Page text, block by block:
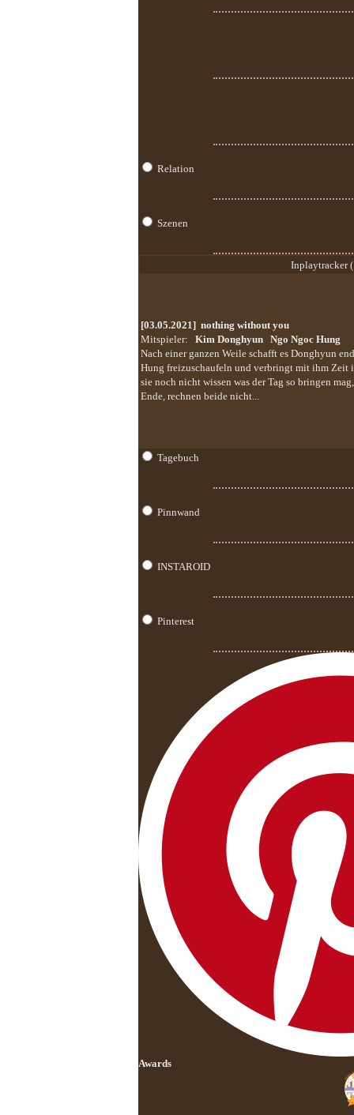
Relation
Szenen
Inplaytracker
[03.05.2021] nothing without you
Mitspieler: Kim Donghyun Ngo Ngoc Hung
Nach einer ganzen Weile schafft es Donghyun
Hung freizuschaufeln und verbringt mit ihm Zeit
sie noch nicht wissen was der Tag so bringen
Ende, rechnen beide nicht...
Tagebuch
Pinnwand
INSTAROID
Pinterest
Awards